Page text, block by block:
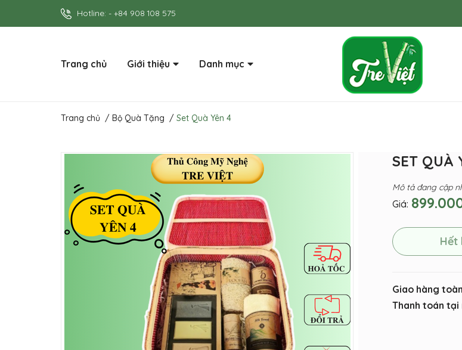
Hotline: - +84 908 108 575
Trang chủ Giới thiệu Danh mục
Trang chủ / Bộ Quà Tặng / Set Quà Yên 4
SET QUÀ
Mô tả đang cập
Giá:
Hết
Giao hàng
Thanh toán tại